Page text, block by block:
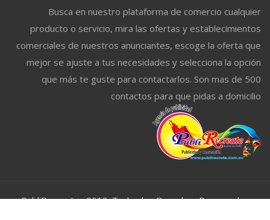
Busca en nuestro plataforma de comercio cualquier
producto o servicio, mira las ofertas y establecimientos
comerciales de nuestros anunciantes, escoge la oferta que
mejor se ajuste a tus necesidades y selecciona la opción
que más te guste para contactarlos. Son mas de 500
contactos para que pidas a domicilio
PubliRecreate . 2018. Todos los Derechos Reservados